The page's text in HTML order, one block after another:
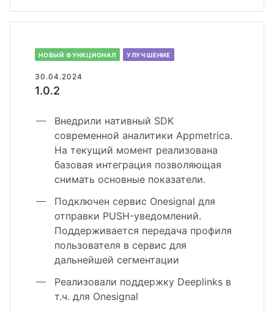
30.04.2024
1.0.2
НОВЫЙ ФУНКЦИОНАЛ УЛУЧШЕНИЕ
Внедрили нативный SDK
современной аналитики Appmetrica.
На текущий момент реализована
базовая интеграция позволяющая
снимать основные показатели.
Подключен сервис Onesignal для
отправки PUSH-уведомлений.
Поддерживается передача профиля
пользователя в сервис для
дальнейшей сегментации
Реализовали поддержку Deeplinks в
т.ч. для Onesignal